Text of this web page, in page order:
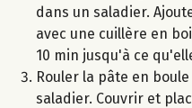
dans un saladier.
avec une cuillère en
10 min jusqu'à ce
Rouler la pâte en
saladier. Couvrir et